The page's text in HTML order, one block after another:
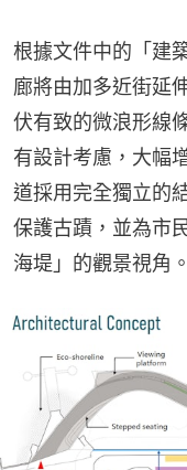
根據文件中的「建
廊將由加多近街延
伏有致的微浪形線
有設計考慮，大幅
道採用完全獨立的
保護古蹟，並為市
海堤」的觀景視角。